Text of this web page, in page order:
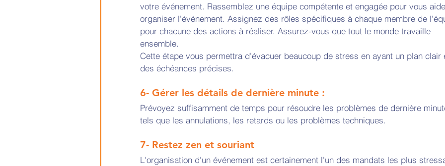
votre événement. Rassemblez une équipe compétente et engagée pour vous
organiser l'événement. Assignez des rôles spécifiques à chaque membre de
pour chacune des actions à réaliser. Assurez-vous que tout le monde travaille
ensemble.
Cette étape vous permettra d'évacuer beaucoup de stress en ayant un plan clair
des échéances précises.
6- Gérer les détails de dernière minute :
Prévoyez suffisamment de temps pour résoudre les problèmes de dernière
tels que les annulations, les retards ou les problèmes techniques.
7- Restez zen et souriant
L'organisation d'un événement est certainement l'un des mandats les plus